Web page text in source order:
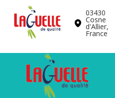
03430
Cosne
d'Allier,
France
Panneau de gestion des cookies